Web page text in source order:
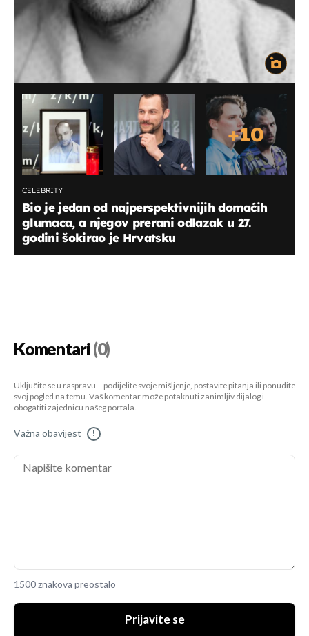
+10
CELEBRITY
Bio je jedan od najperspektivnijih domaćih
glumaca, a njegov prerani odlazak u 27.
godini šokirao je Hrvatsku
Komentari(0)
Uključite se u raspravu – podijelite svoje mišljenje, postavite pitanja ili ponudite
svoj pogled na temu. Vaš komentar može potaknuti zanimljiv dijalog i
obogatiti zajednicu našeg portala.
Važna obavijest !
1500 znakova preostalo
Prijavite se